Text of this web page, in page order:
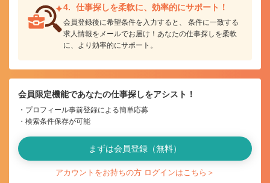
仕事探しを柔軟に、 効率的にサポート！
会員登録後に希望条件を入力すると、 条件に一致する
求人情報をメールでお届け！あなたの仕事探しを柔軟
に、より効率的にサポート。
会員限定機能であなたの仕事探しをアシスト！
プロフィール事前登録による簡単応募
検索条件保存が可能
まずは会員登録（無料）
アカウントをお持ちの方 ログインはこちら＞